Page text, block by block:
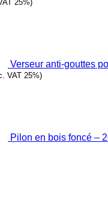
25%)
Verseur anti-gouttes
VAT 25%)
Pilon en bois foncé –